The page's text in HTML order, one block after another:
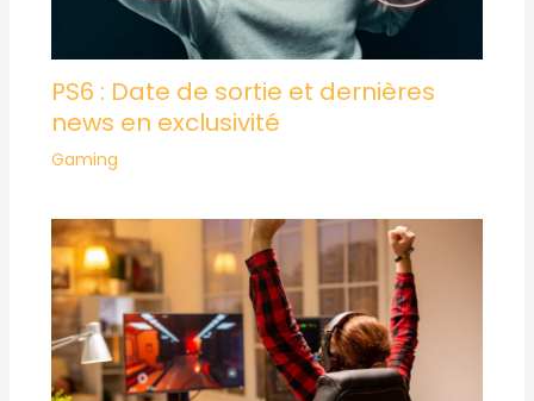
PS6 : Date de sortie et dernières
news en exclusivité
Gaming